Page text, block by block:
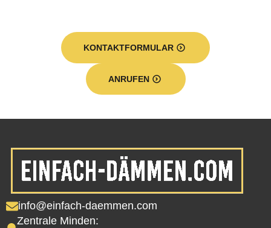
KONTAKTFORMULAR
ANRUFEN
info@einfach-daemmen.com
Zentrale Minden: